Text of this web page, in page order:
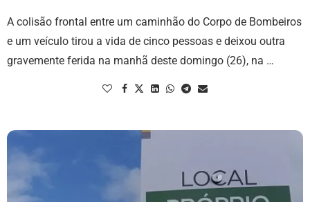
A colisão frontal entre um caminhão do Corpo de Bombeiros
e um veículo tirou a vida de cinco pessoas e deixou outra
gravemente ferida na manhã deste domingo (26), na …